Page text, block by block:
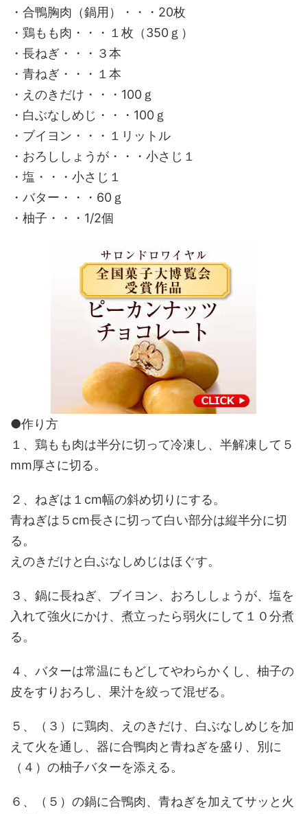
・合鴨胸肉（鍋用）・・・20枚
・鶏もも肉・・・１枚（350ｇ）
・長ねぎ・・・３本
・青ねぎ・・・１本
・えのきだけ・・・100ｇ
・白ぶなしめじ・・・100ｇ
・ブイヨン・・・１リットル
・おろししょうが・・・小さじ１
・塩・・・小さじ１
・バター・・・60ｇ
・柚子・・・1/2個
●作り方
１、鶏もも肉は半分に切って冷凍し、半解凍して５
mm厚さに切る。
２、ねぎは１cm幅の斜め切りにする。
青ねぎは５cm長さに切って白い部分は縦半分に切
る。
えのきだけと白ぶなしめじはほぐす。
３、鍋に長ねぎ、ブイヨン、おろししょうが、塩を
入れて強火にかけ、煮立ったら弱火にして１０分煮
る。
４、バターは常温にもどしてやわらかくし、柚子の
皮をすりおろし、果汁を絞って混ぜる。
５、（３）に鶏肉、えのきだけ、白ぶなしめじを加
えて火を通し、器に合鴨肉と青ねぎを盛り、別に
（４）の柚子バターを添える。
６、（５）の鍋に合鴨肉、青ねぎを加えてサッと火